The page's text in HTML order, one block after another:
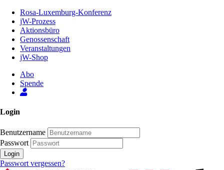
Inhalt
Seite
Rosa-Luxemburg-Konferenz
jW-Prozess
Aktionsbüro
Genossenschaft
Veranstaltungen
jW-Shop
Abo
Spende
Login
Benutzername
Passwort
Login
Passwort vergessen?